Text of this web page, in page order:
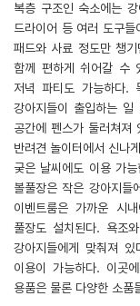
복층 구조인 숙소에는
드라이어 등 여러 도구
패드와 사료 정도만 챙
함께 편하게 쉬어갈 수
저녁 파티도 가능하다.
강아지들이 출입하는
공간에 펜스가 둘러쳐져
반려견 놀이터에서 신나
궂은 날씨에도 이용 가
볼풀장은 작은 강아지들
이벤트룸은 가까운 시
풀장도 설치된다. 욕조
강아지들에게 맞춰져
이용이 가능하다. 이곳
용품은 물론 다양한 소품